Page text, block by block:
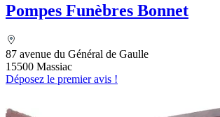
Pompes Funèbres Bonnet
87 avenue du Général de Gaulle
15500 Massiac
Déposez le premier avis !